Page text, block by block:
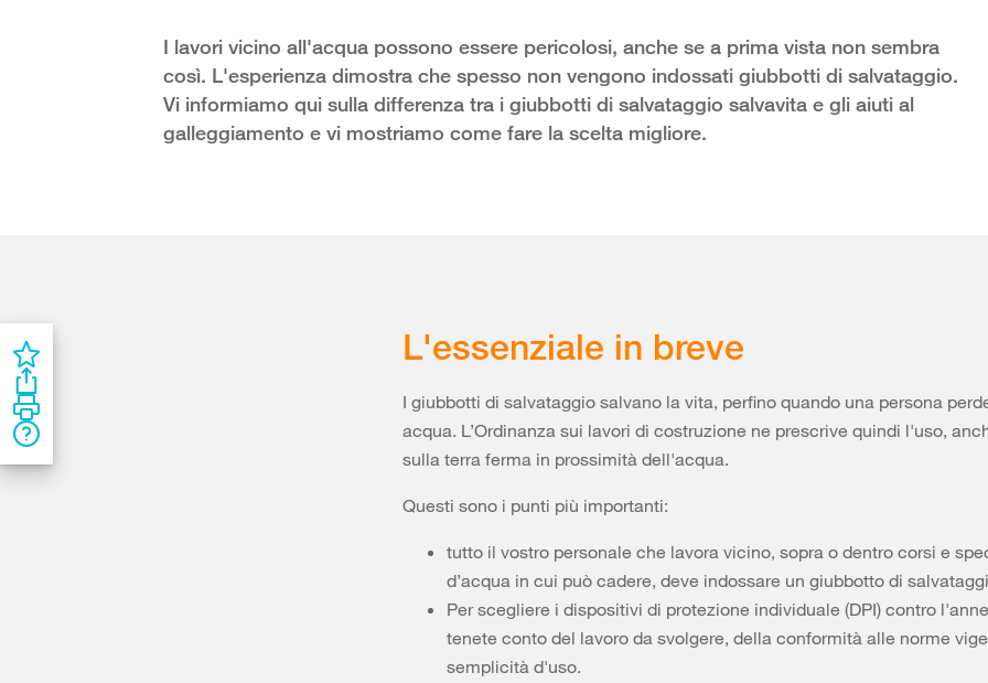
I lavori vicino all'acqua possono essere pericolosi, anche se a prima vista non sembra
così. L'esperienza dimostra che spesso non vengono indossati giubbotti di salvataggio.
Vi informiamo qui sulla differenza tra i giubbotti di salvataggio salvavita e gli aiuti al
galleggiamento e vi mostriamo come fare la scelta migliore.
L'essenziale in breve
I giubbotti di salvataggio salvano la vita, perfino quando una persona
acqua. L’Ordinanza sui lavori di costruzione ne prescrive quindi l'uso,
sulla terra ferma in prossimità dell'acqua.
Questi sono i punti più importanti:
tutto il vostro personale che lavora vicino, sopra o dentro corsi e
d’acqua in cui può cadere, deve indossare un giubbotto di
Per scegliere i dispositivi di protezione individuale (DPI) contro
tenete conto del lavoro da svolgere, della conformità alle norme
semplicità d'uso.